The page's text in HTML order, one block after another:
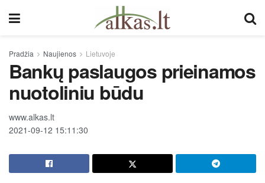
Pradžia Naujienos Lietuvoje
Bankų paslaugos prieinamos
nuotoliniu būdu
www.alkas.lt
2021-09-12 15:11:30